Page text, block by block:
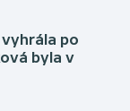
po
byla v